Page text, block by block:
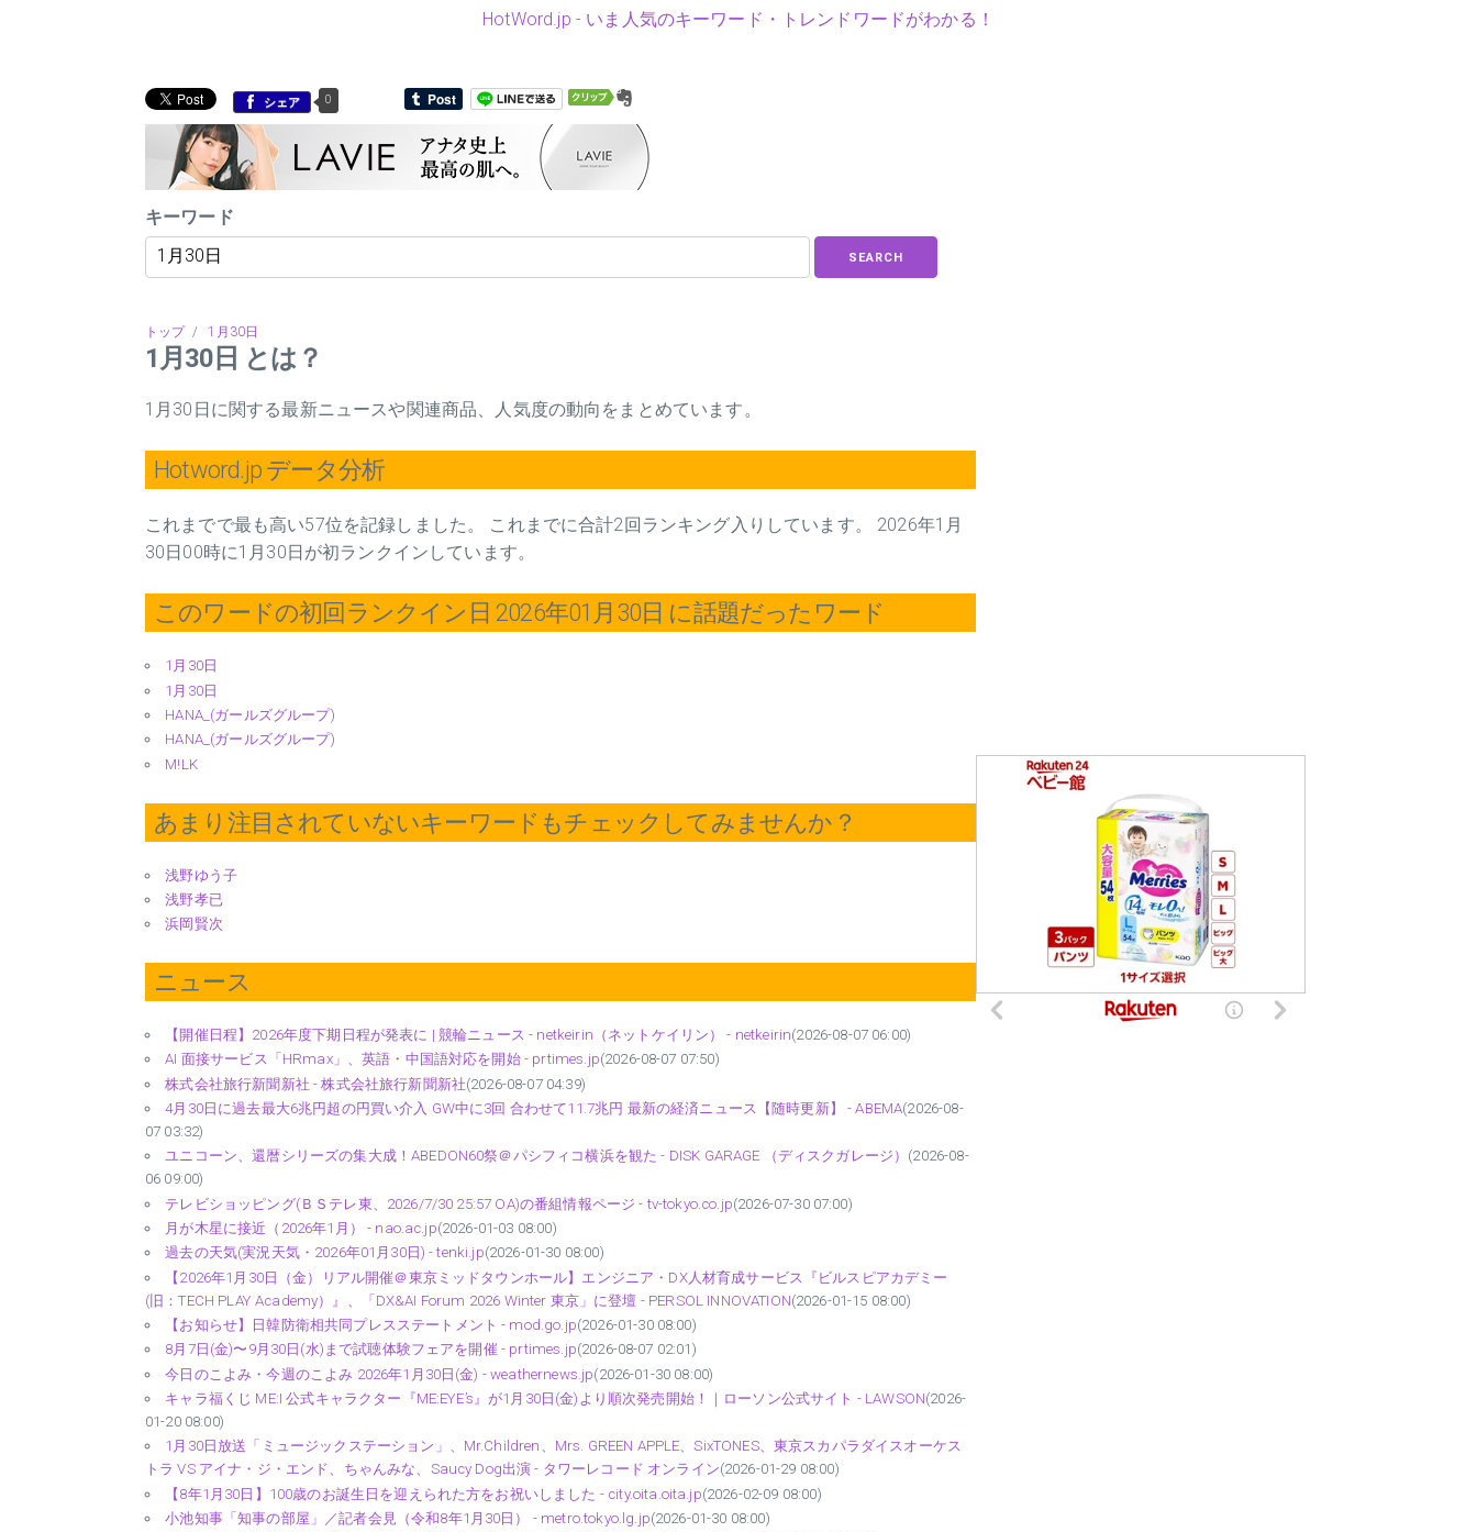
HotWord.jp - いま人気のキーワード・トレンドワードがわかる！
シェア 0
キーワード
SEARCH
トップ/1月30日
1月30日 とは？
1月30日に関する最新ニュースや関連商品、人気度の動向をまとめています。
Hotword.jp データ分析
これまでで最も高い57位を記録しました。 これまでに合計2回ランキング入りしています。 2026年1月
30日00時に1月30日が初ランクインしています。
このワードの初回ランクイン日 2026年01月30日 に話題だったワード
1月30日
1月30日
HANA_(ガールズグループ)
HANA_(ガールズグループ)
M!LK
あまり注目されていないキーワードもチェックしてみませんか？
浅野ゆう子
浅野孝已
浜岡賢次
ニュース
【開催日程】2026年度下期日程が発表に | 競輪ニュース - netkeirin（ネットケイリン） - netkeirin(2026-08-07 06:00)
AI 面接サービス「HRmax」、英語・中国語対応を開始 - prtimes.jp(2026-08-07 07:50)
株式会社旅行新聞新社 - 株式会社旅行新聞新社(2026-08-07 04:39)
4月30日に過去最大6兆円超の円買い介入 GW中に3回 合わせて11.7兆円 最新の経済ニュース【随時更新】 - ABEMA(2026-08-
07 03:32)
ユニコーン、還暦シリーズの集大成！ABEDON60祭＠パシフィコ横浜を観た - DISK GARAGE （ディスクガレージ） (2026-08-
06 09:00)
テレビショッピング(ＢＳテレ東、2026/7/30 25:57 OA)の番組情報ページ - tv-tokyo.co.jp(2026-07-30 07:00)
月が木星に接近（2026年1月） - nao.ac.jp(2026-01-03 08:00)
過去の天気(実況天気・2026年01月30日) - tenki.jp(2026-01-30 08:00)
【2026年1月30日（金）リアル開催＠東京ミッドタウンホール】エンジニア・DX人材育成サービス『ビルスピアカデミー
(旧：TECH PLAY Academy）』、「DX&AI Forum 2026 Winter 東京」に登壇 - PERSOL INNOVATION(2026-01-15 08:00)
【お知らせ】日韓防衛相共同プレスステートメント - mod.go.jp(2026-01-30 08:00)
8月7日(金)〜9月30日(水)まで試聴体験フェアを開催 - prtimes.jp(2026-08-07 02:01)
今日のこよみ・今週のこよみ 2026年1月30日(金) - weathernews.jp(2026-01-30 08:00)
キャラ福くじ ME:I 公式キャラクター『ME:EYE’s』が1月30日(金)より順次発売開始！｜ローソン公式サイト - LAWSON(2026-
01-20 08:00)
1月30日放送「ミュージックステーション」、Mr.Children、Mrs. GREEN APPLE、SixTONES、東京スカパラダイスオーケス
トラ VS アイナ・ジ・エンド、ちゃんみな、Saucy Dog出演 - タワーレコード オンライン(2026-01-29 08:00)
【8年1月30日】100歳のお誕生日を迎えられた方をお祝いしました - city.oita.oita.jp(2026-02-09 08:00)
小池知事「知事の部屋」／記者会見（令和8年1月30日） - metro.tokyo.lg.jp(2026-01-30 08:00)